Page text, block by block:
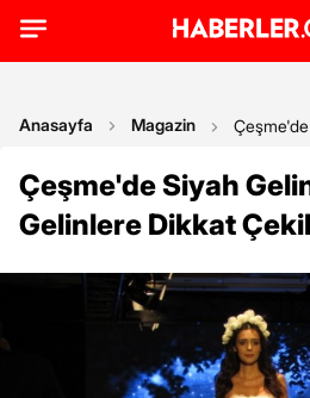
Anasayfa Magazin
Çeşme'de Siyah
Gelinlere Dikkat